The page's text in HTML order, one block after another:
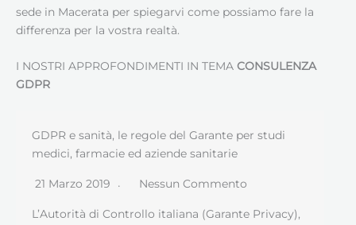
sede in Macerata per spiegarvi come possiamo fare la
differenza per la vostra realtà.
I NOSTRI APPROFONDIMENTI IN TEMA CONSULENZA
GDPR
GDPR e sanità, le regole del Garante per studi
medici, farmacie ed aziende sanitarie
21 Marzo 2019 Nessun Commento
L’Autorità di Controllo italiana (Garante Privacy),